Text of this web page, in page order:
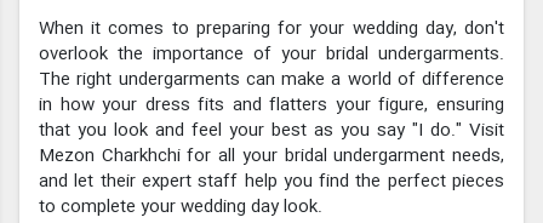
When it comes to preparing for your wedding day, don't
overlook the importance of your bridal undergarments.
The right undergarments can make a world of difference
in how your dress fits and flatters your figure, ensuring
that you look and feel your best as you say "I do." Visit
Mezon Charkhchi for all your bridal undergarment needs,
and let their expert staff help you find the perfect pieces
to complete your wedding day look.